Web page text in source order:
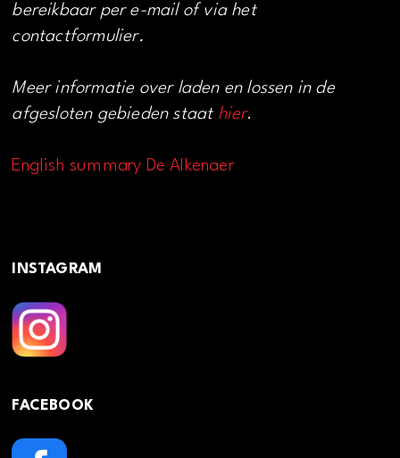
bereikbaar per e-mail of via het
contactformulier.
Meer informatie over laden en lossen in de
afgesloten gebieden staat hier.
English summary De Alkenaer
INSTAGRAM
FACEBOOK